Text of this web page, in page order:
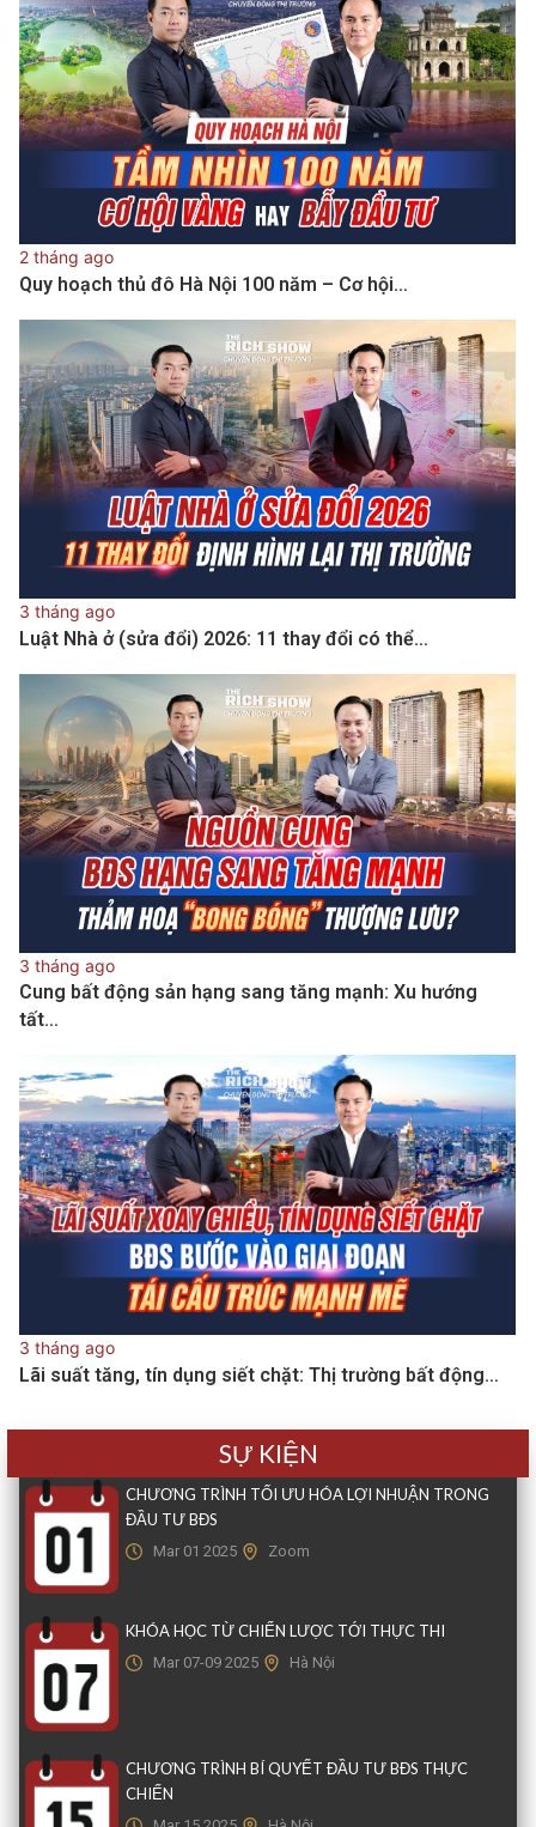
2 tháng ago
Quy hoạch thủ đô Hà Nội 100 năm – Cơ hội…
3 tháng ago
Luật Nhà ở (sửa đổi) 2026: 11 thay đổi có thể…
3 tháng ago
Cung bất động sản hạng sang tăng mạnh: Xu hướng
tất…
3 tháng ago
Lãi suất tăng, tín dụng siết chặt: Thị trường bất động…
SỰ KIỆN
CHƯƠNG TRÌNH TỐI ƯU HÓA LỢI NHUẬN TRONG
ĐẦU TƯ BĐS
Mar 01 2025 Zoom
KHÓA HỌC TỪ CHIẾN LƯỢC TỚI THỰC THI
Mar 07-09 2025 Hà Nội
CHƯƠNG TRÌNH BÍ QUYẾT ĐẦU TƯ BĐS THỰC
CHIẾN